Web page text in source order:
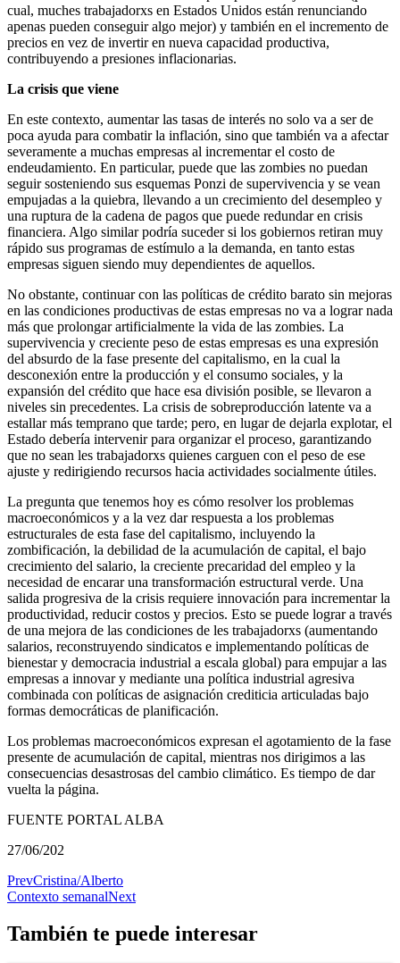
cual, muches trabajadorxs en Estados Unidos están renunciando
apenas pueden conseguir algo mejor) y también en el incremento de
precios en vez de invertir en nueva capacidad productiva,
contribuyendo a presiones inflacionarias.
La crisis que viene
En este contexto, aumentar las tasas de interés no solo va a ser de
poca ayuda para combatir la inflación, sino que también va a afectar
severamente a muchas empresas al incrementar el costo de
endeudamiento. En particular, puede que las zombies no puedan
seguir sosteniendo sus esquemas Ponzi de supervivencia y se vean
empujadas a la quiebra, llevando a un crecimiento del desempleo y
una ruptura de la cadena de pagos que puede redundar en crisis
financiera. Algo similar podría suceder si los gobiernos retiran muy
rápido sus programas de estímulo a la demanda, en tanto estas
empresas siguen siendo muy dependientes de aquellos.
No obstante, continuar con las políticas de crédito barato sin mejoras
en las condiciones productivas de estas empresas no va a lograr nada
más que prolongar artificialmente la vida de las zombies. La
supervivencia y creciente peso de estas empresas es una expresión
del absurdo de la fase presente del capitalismo, en la cual la
desconexión entre la producción y el consumo sociales, y la
expansión del crédito que hace esa división posible, se llevaron a
niveles sin precedentes. La crisis de sobreproducción latente va a
estallar más temprano que tarde; pero, en lugar de dejarla explotar, el
Estado debería intervenir para organizar el proceso, garantizando
que no sean les trabajadorxs quienes carguen con el peso de ese
ajuste y redirigiendo recursos hacia actividades socialmente útiles.
La pregunta que tenemos hoy es cómo resolver los problemas
macroeconómicos y a la vez dar respuesta a los problemas
estructurales de esta fase del capitalismo, incluyendo la
zombificación, la debilidad de la acumulación de capital, el bajo
crecimiento del salario, la creciente precaridad del empleo y la
necesidad de encarar una transformación estructural verde. Una
salida progresiva de la crisis requiere innovación para incrementar la
productividad, reducir costos y precios. Esto se puede lograr a través
de una mejora de las condiciones de les trabajadorxs (aumentando
salarios, reconstruyendo sindicatos e implementando políticas de
bienestar y democracia industrial a escala global) para empujar a las
empresas a innovar y mediante una política industrial agresiva
combinada con políticas de asignación crediticia articuladas bajo
formas democráticas de planificación.
Los problemas macroeconómicos expresan el agotamiento de la fase
presente de acumulación de capital, mientras nos dirigimos a las
consecuencias desastrosas del cambio climático. Es tiempo de dar
vuelta la página.
FUENTE PORTAL ALBA
27/06/202
PrevCristina/Alberto
Contexto semanalNext
También te puede interesar